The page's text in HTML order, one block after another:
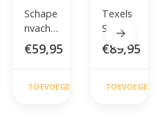
Schape
nvacht
Specia
al Voor
Perfect
€59,95
TOEVOEGEN
Texels
Schape
nvacht
- Bruin
€89,95
TOEVOEGEN